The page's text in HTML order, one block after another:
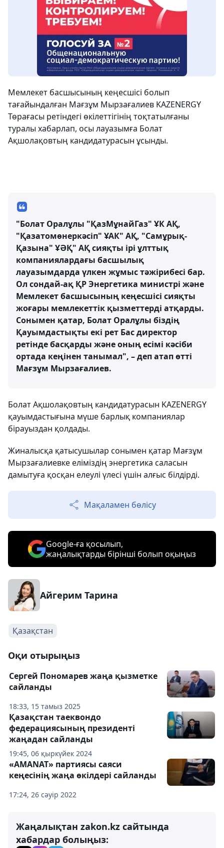
Мемлекет басшысының кеңесшісі болып
тағайындалған Мағзұм Мырзағалиев KAZENERGY
Төрағасы ретіндегі өкілеттігінің тоқтатылғаны
туралы хабарлап, осы лауазымға Болат
Ақшолақовтың кандидатурасын ұсынды.
"Болат Оралұлы "ҚазМұнайГаз" ҰК АҚ,
"Қазатомөнеркәсіп" ҰАК" АҚ, "Самұрық-
Қазына" ҰӘҚ" АҚ сияқты ірі ұлттық
компаниялардағы басшылық
лауазымдарда үлкен жұмыс тәжірибесі бар.
Ол сондай-ақ ҚР Энергетика министрі және
Мемлекет басшысының кеңесшісі сияқты
жоғары мемлекеттік қызметтерді атқарды.
Сонымен қатар, Болат Оралұлы біздің
Қауымдастықты екі рет Бас директор
ретінде басқарды және оның есімі кәсіби
ортада кеңінен танымал", – деп атап өтті
Мағзұм Мырзағалиев.
Болат Ақшолақовтың кандидатурасын KAZENERGY
қауымдастығына мүше барлық компаниялар
бірауыздан қолдады.
Жиналысқа қатысушылар сонымен қатар Мағзұм
Мырзағалиевке еліміздің энергетика саласын
дамытуға қосқан елеулі үлесі үшін алғыс білдірді.
Мақаламен бөлісу
Google-ға қосылып,
жаңалықтарды бірінші болып оқыңыз
Айгерим Тарина
Қазақстан
Оқи отырыңыз
18:33, 15 тамыз 2025
Сергей Пономарев жаңа қызметке
сайланды
19:45, 06 қыркүйек 2024
Қазақстан таеквондо
федерациясының президенті
жаңадан сайланды
17:24, 26 сәуір 2022
«AMANAT» партиясы саяси
кеңесінің жаңа өкілдері сайланды
Жаңалықтан zakon.kz сайтында
хабардар болыңыз: